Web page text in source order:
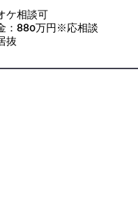
ケ相談可
：880万円※応相談
抜